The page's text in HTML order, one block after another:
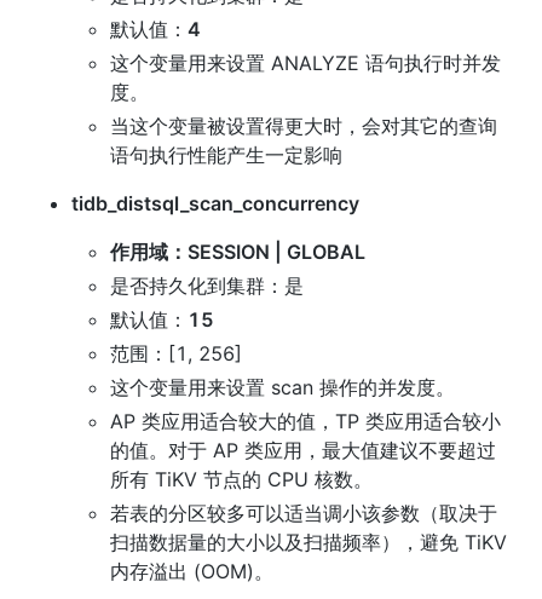
默认值： 4
这个变量用来设置 ANALYZE 语句执行时并发
度。
当这个变量被设置得更大时，会对其它的查询
语句执行性能产生一定影响
tidb_distsql_scan_concurrency
作用域：SESSION | GLOBAL
是否持久化到集群：是
默认值： 15
范围：[1, 256]
这个变量用来设置 scan 操作的并发度。
AP 类应用适合较大的值，TP 类应用适合较小
的值。对于 AP 类应用，最大值建议不要超过
所有 TiKV 节点的 CPU 核数。
若表的分区较多可以适当调小该参数（取决于
扫描数据量的大小以及扫描频率），避免 TiKV
内存溢出 (OOM)。